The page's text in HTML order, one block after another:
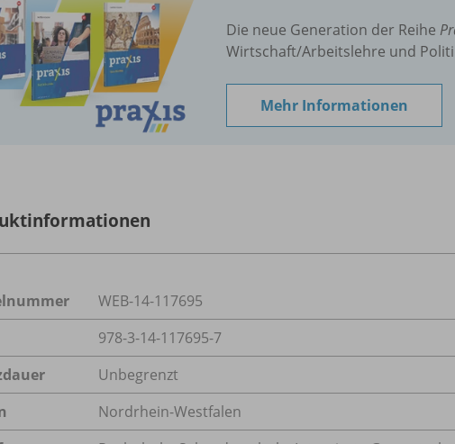
Die neue Generation der Reihe
Wirtschaft/Arbeitslehre und
Mehr Informationen
WEB-14-117695
978-3-14-117695-7
Unbegrenzt
Nordrhein-Westfalen